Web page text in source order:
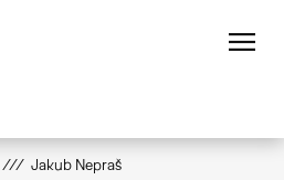
Jakub Nepraš